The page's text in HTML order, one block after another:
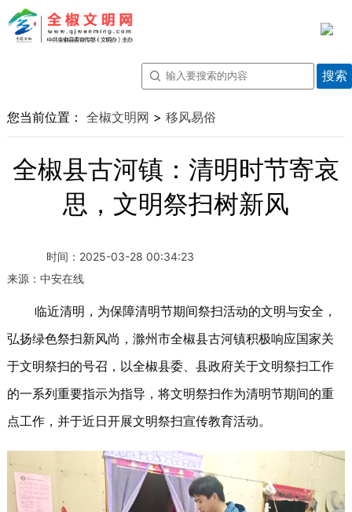
您当前位置： 全椒文明网 > 移风易俗
全椒县古河镇：清明时节寄哀
思，文明祭扫树新风
时间： 2025-03-28 00:34:23
来源： 中安在线
临近清明，为保障清明节期间祭扫活动的文明与安全，
弘扬绿色祭扫新风尚，滁州市全椒县古河镇积极响应国家关
于文明祭扫的号召，以全椒县委、县政府关于文明祭扫工作
的一系列重要指示为指导，将文明祭扫作为清明节期间的重
点工作，并于近日开展文明祭扫宣传教育活动。